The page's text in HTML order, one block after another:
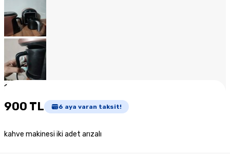
1
900 TL 6 aya varan taksit!
kahve makinesi iki adet arızalı